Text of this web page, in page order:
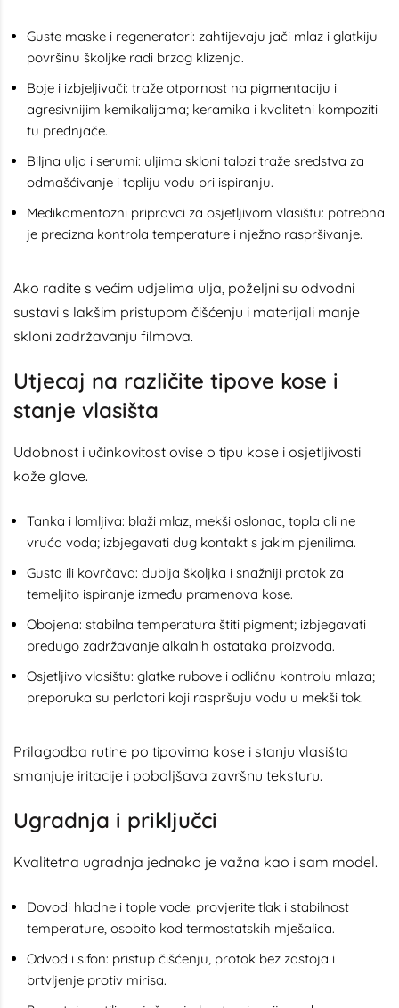
Guste maske i regeneratori: zahtijevaju jači mlaz i glatkiju
površinu školjke radi brzog klizenja.
Boje i izbjeljivači: traže otpornost na pigmentaciju i
agresivnijim kemikalijama; keramika i kvalitetni kompoziti
tu prednjače.
Biljna ulja i serumi: uljima skloni talozi traže sredstva za
odmašćivanje i topliju vodu pri ispiranju.
Medikamentozni pripravci za osjetljivom vlasištu: potrebna
je precizna kontrola temperature i nježno raspršivanje.
Ako radite s većim udjelima ulja, poželjni su odvodni
sustavi s lakšim pristupom čišćenju i materijali manje
skloni zadržavanju filmova.
Utjecaj na različite tipove kose i
stanje vlasišta
Udobnost i učinkovitost ovise o tipu kose i osjetljivosti
kože glave.
Tanka i lomljiva: blaži mlaz, mekši oslonac, topla ali ne
vruća voda; izbjegavati dug kontakt s jakim pjenilima.
Gusta ili kovrčava: dublja školjka i snažniji protok za
temeljito ispiranje između pramenova kose.
Obojena: stabilna temperatura štiti pigment; izbjegavati
predugo zadržavanje alkalnih ostataka proizvoda.
Osjetljivo vlasištu: glatke rubove i odličnu kontrolu mlaza;
preporuka su perlatori koji raspršuju vodu u mekši tok.
Prilagodba rutine po tipovima kose i stanju vlasišta
smanjuje iritacije i poboljšava završnu teksturu.
Ugradnja i priključci
Kvalitetna ugradnja jednako je važna kao i sam model.
Dovodi hladne i tople vode: provjerite tlak i stabilnost
temperature, osobito kod termostatskih mješalica.
Odvod i sifon: pristup čišćenju, protok bez zastoja i
brtvljenje protiv mirisa.